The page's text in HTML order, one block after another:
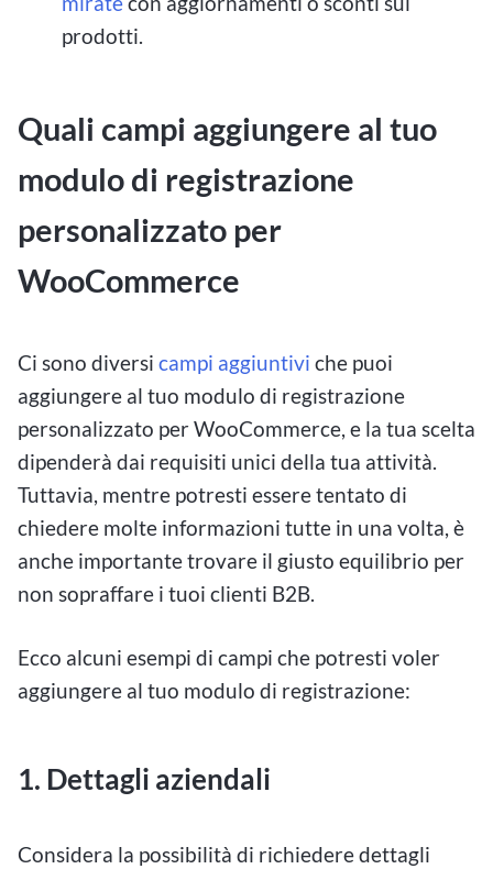
prodotti.
Quali campi aggiungere al tuo
modulo di registrazione
personalizzato per
WooCommerce
Ci sono diversi campi aggiuntivi che puoi
aggiungere al tuo modulo di registrazione
personalizzato per WooCommerce, e la tua scelta
dipenderà dai requisiti unici della tua attività.
Tuttavia, mentre potresti essere tentato di
chiedere molte informazioni tutte in una volta, è
anche importante trovare il giusto equilibrio per
non sopraffare i tuoi clienti B2B.
Ecco alcuni esempi di campi che potresti voler
aggiungere al tuo modulo di registrazione:
1. Dettagli aziendali
Considera la possibilità di richiedere dettagli